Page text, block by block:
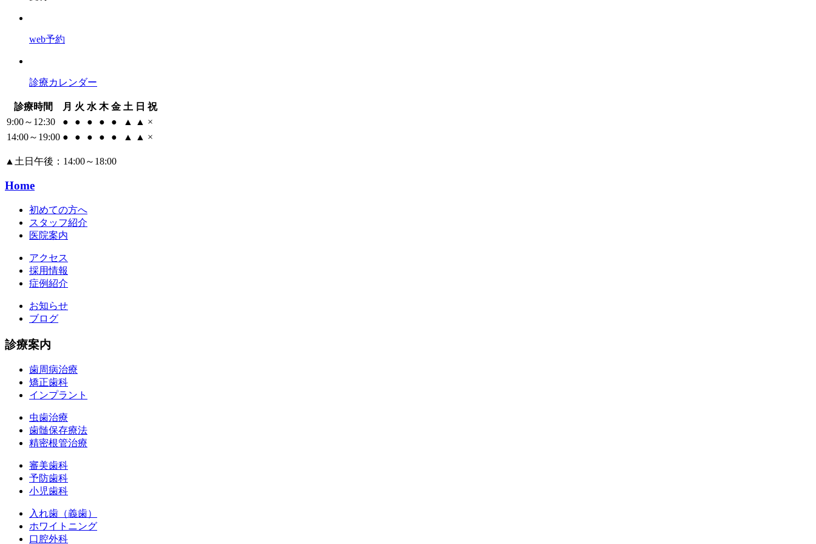
web予約
診療カレンダー
診療時間 月 火 水 木 金 土 日 祝
9:00～12:30
● ● ● ● ● ▲ ▲ ×
14:00～19:00 ● ● ● ● ● ▲ ▲ ×
▲ 土日午後：14:00～18:00
Home
初めての方へ
スタッフ紹介
医院案内
アクセス
採用情報
症例紹介
お知らせ
ブログ
診療案内
歯周病治療
矯正歯科
インプラント
虫歯治療
歯髄保存療法
精密根管治療
審美歯科
予防歯科
小児歯科
入れ歯（義歯）
ホワイトニング
口腔外科